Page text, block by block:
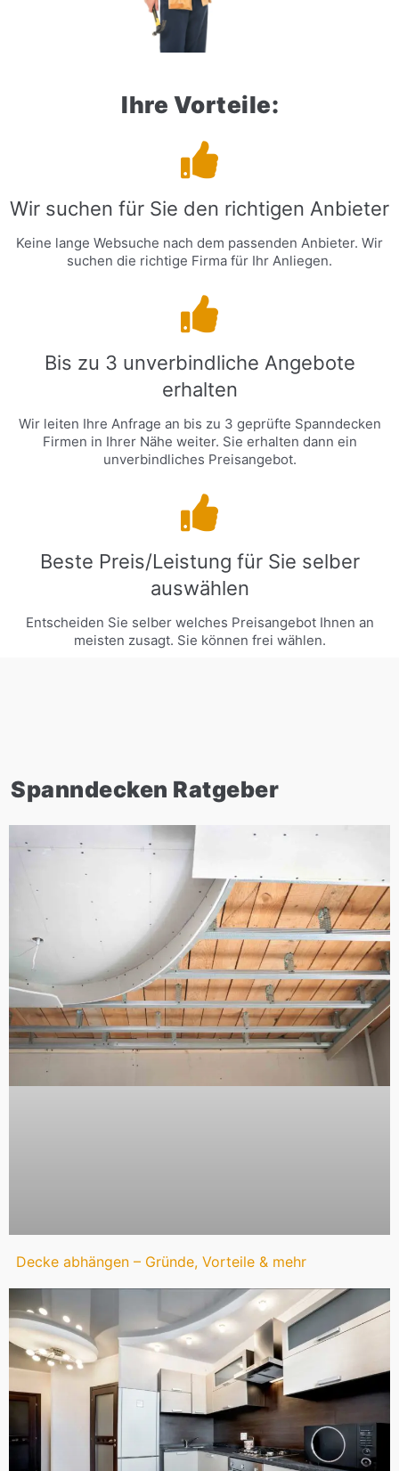
Ihre Vorteile:
Wir suchen für Sie den richtigen Anbieter
Keine lange Websuche nach dem passenden Anbieter. Wir
suchen die richtige Firma für Ihr Anliegen.
Bis zu 3 unverbindliche Angebote
erhalten
Wir leiten Ihre Anfrage an bis zu 3 geprüfte Spanndecken
Firmen in Ihrer Nähe weiter. Sie erhalten dann ein
unverbindliches Preisangebot.
Beste Preis/Leistung für Sie selber
auswählen
Entscheiden Sie selber welches Preisangebot Ihnen an
meisten zusagt. Sie können frei wählen.
Spanndecken Ratgeber
Decke abhängen – Gründe, Vorteile & mehr